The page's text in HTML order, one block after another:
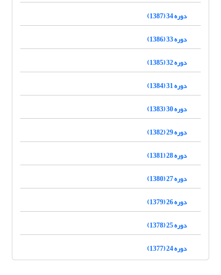
دوره 34 (1387)
دوره 33 (1386)
دوره 32 (1385)
دوره 31 (1384)
دوره 30 (1383)
دوره 29 (1382)
دوره 28 (1381)
دوره 27 (1380)
دوره 26 (1379)
دوره 25 (1378)
دوره 24 (1377)